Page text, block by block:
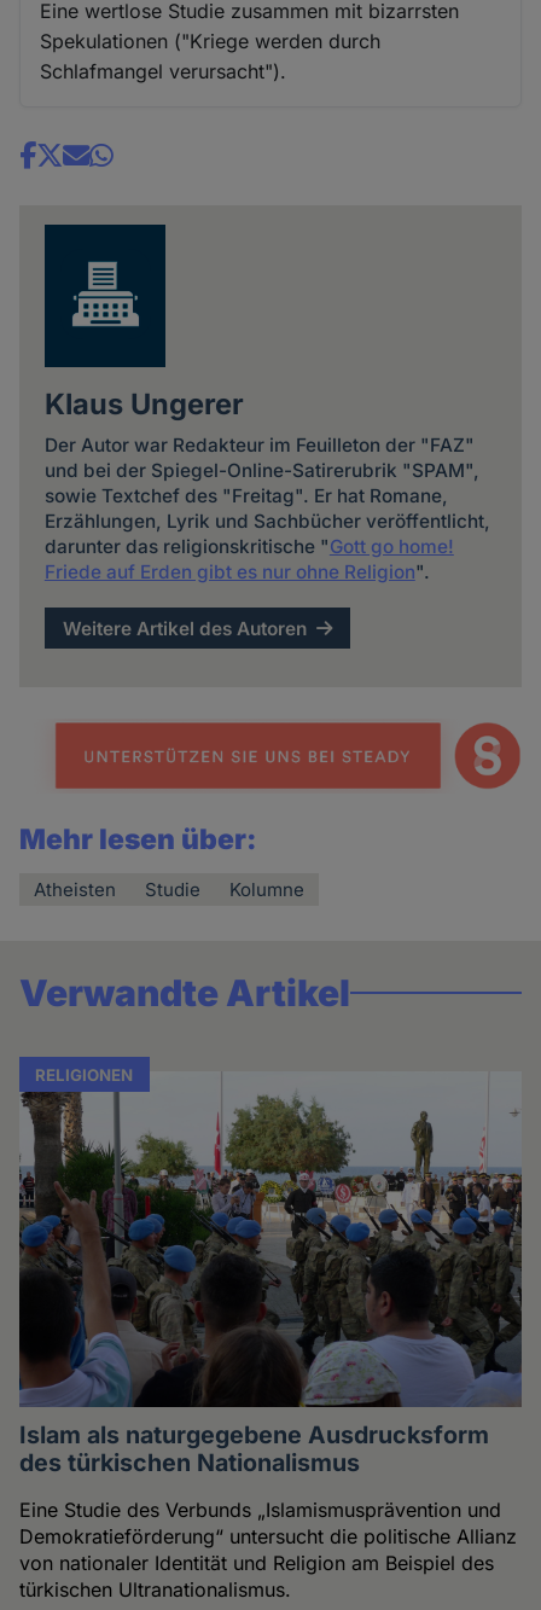
Eine wertlose Studie zusammen mit bizarrsten
Spekulationen ("Kriege werden durch
Schlafmangel verursacht").
Share
Klaus Ungerer
Der Autor war Redakteur im Feuilleton der "FAZ"
und bei der Spiegel-Online-Satirerubrik "SPAM",
sowie Textchef des "Freitag". Er hat Romane,
Erzählungen, Lyrik und Sachbücher veröffentlicht,
darunter das religionskritische "Gott go home!
Friede auf Erden gibt es nur ohne Religion".
Weitere Artikel des Autoren
Mehr lesen über:
Atheisten Studie Kolumne
Verwandte Artikel
RELIGIONEN
Islam als naturgegebene Ausdrucksform
des türkischen Nationalismus
Eine Studie des Verbunds „Islamismusprävention und
Demokratieförderung“ untersucht die politische Allianz
von nationaler Identität und Religion am Beispiel des
türkischen Ultranationalismus.
und
Cookies